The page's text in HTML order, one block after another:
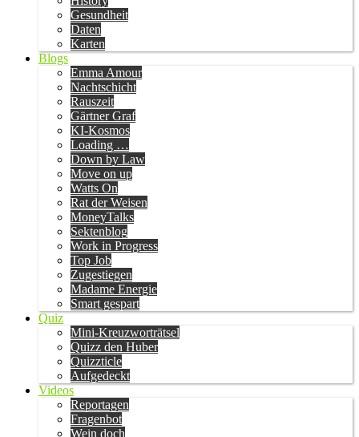
Gesundheit
Daten
Karten
Blogs
Emma Amour
Nachtschicht
Rauszeit
Gärtner Graf
KI-Kosmos
Loading …
Down by Law
Move on up
Watts On
Rat der Weisen
MoneyTalks
Sektenblog
Work in Progress
Top Job
Zugestiegen
Madame Energie
Smart gespart
Quiz
Mini-Kreuzworträtsel
Quizz den Huber
Quizzticle
Aufgedeckt
Videos
Reportagen
Fragenbot
Wein doch